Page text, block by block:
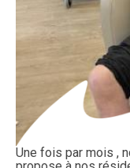
Une fois par mois ,